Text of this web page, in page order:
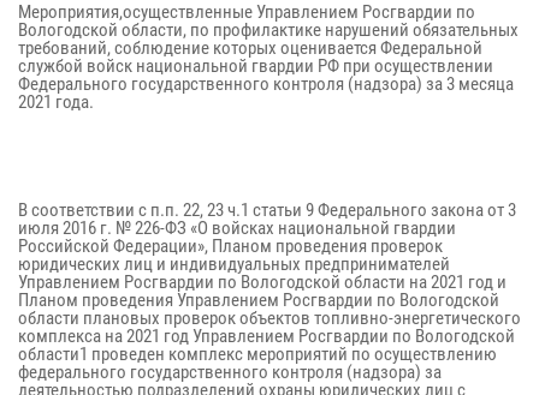
Мероприятия,осуществленные Управлением Росгвардии по
Вологодской области, по профилактике нарушений обязательных
требований, соблюдение которых оценивается Федеральной
службой войск национальной гвардии РФ при осуществлении
Федерального государственного контроля (надзора) за 3 месяца
2021 года.
В соответствии с п.п. 22, 23 ч.1 статьи 9 Федерального закона от 3
июля 2016 г. № 226-ФЗ «О войсках национальной гвардии
Российской Федерации», Планом проведения проверок
юридических лиц и индивидуальных предпринимателей
Управлением Росгвардии по Вологодской области на 2021 год и
Планом проведения Управлением Росгвардии по Вологодской
области плановых проверок объектов топливно-энергетического
комплекса на 2021 год Управлением Росгвардии по Вологодской
области1 проведен комплекс мероприятий по осуществлению
федерального государственного контроля (надзора) за
деятельностью подразделений охраны юридических лиц с